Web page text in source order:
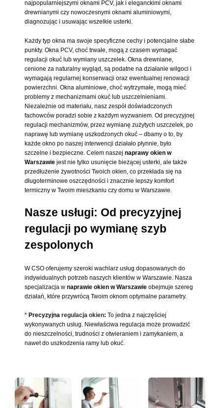
najpopularniejszymi oknami PCV, jak i eleganckimi oknami
drewnianymi czy nowoczesnymi oknami aluminiowymi,
diagnozując i usuwając wszelkie usterki.
Każdy typ okna ma swoje specyficzne cechy i potencjalne słabe
punkty. Okna PCV, choć trwałe, mogą z czasem wymagać
regulacji okuć lub wymiany uszczelek. Okna drewniane,
cenione za naturalny wygląd, są podatne na działanie wilgoci i
wymagają regularnej konserwacji oraz ewentualnej renowacji
powierzchni. Okna aluminiowe, choć wytrzymałe, mogą mieć
problemy z mechanizmami okuć lub uszczelnieniami.
Niezależnie od materiału, nasz zespół doświadczonych
fachowców poradzi sobie z każdym wyzwaniem. Od precyzyjnej
regulacji mechanizmów, przez wymianę zużytych uszczelek, po
naprawę lub wymianę uszkodzonych okuć – dbamy o to, by
każde okno po naszej interwencji działało płynnie, było
szczelne i bezpieczne. Celem naszej naprawy okien w
Warszawie jest nie tylko usunięcie bieżącej usterki, ale także
przedłużenie żywotności Twoich okien, co przekłada się na
długoterminowe oszczędności i znacznie lepszy komfort
termiczny w Twoim mieszkaniu czy domu w Warszawie.
Nasze usługi: Od precyzyjnej
regulacji po wymianę szyb
zespolonych
W CSO oferujemy szeroki wachlarz usług dopasowanych do
indywidualnych potrzeb naszych klientów w Warszawie. Nasza
specjalizacja w naprawie okien w Warszawie obejmuje szereg
działań, które przywrócą Twoim oknom optymalne parametry.
* Precyzyjna regulacja okien: To jedna z najczęściej
wykonywanych usług. Niewłaściwa regulacja może prowadzić
do nieszczelności, trudności z otwieraniem i zamykaniem, a
nawet do uszkodzenia ramy lub okuć.